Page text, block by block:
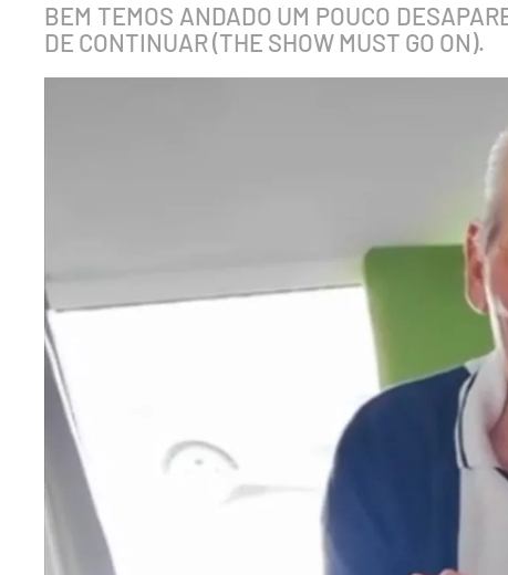
BEM TEMOS ANDADO UM POUCO
DE CONTINUAR (THE SHOW MUST GO ON).